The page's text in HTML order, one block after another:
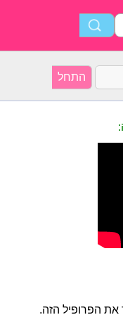
הפרופיל הזה.